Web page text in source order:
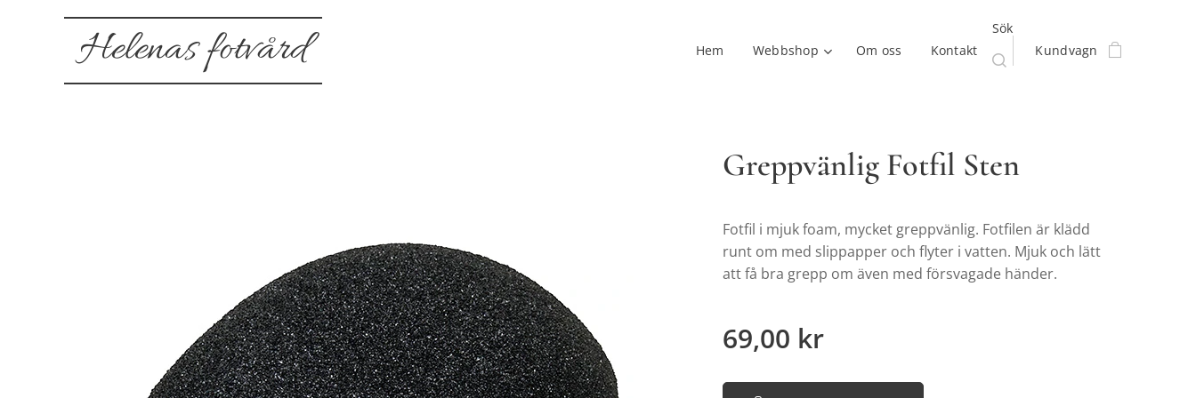
Helenas fotvård Hem Webbshop Om oss Kontakt
Sök
Kundvagn
Greppvänlig Fotfil Sten
Fotfil i mjuk foam, mycket greppvänlig. Fotfilen är klädd
runt om med slippapper och flyter i vatten. Mjuk och lätt
att få bra grepp om även med försvagade händer.
69,00 kr